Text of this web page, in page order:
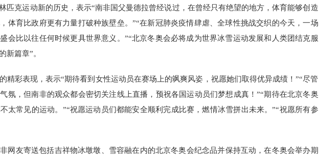
匹克运动新的历史，表示“南非国父曼德拉曾经说过，在曾经只有绝望的地方，体育能够创造
体育比政府更有力量打破种族壁垒。”“在新冠肺炎疫情肆虐、全球性挑战交织的今天，一场
会比以往任何时候更具世界意义。”“北京冬奥会必将成为世界冰雪运动发展和人类团结克服
新篇章”。
精彩表现，表示“期待看到女性运动员在赛场上的飒爽风姿，祝愿她们取得优异成绩！”“尽管
氛，但南非的观众都会密切关注线上直播，预祝各国运动员们梦想成真！”“期待在北京冬奥
太常见的运动。”“祝愿运动员们都能安全顺利完成比赛，燃情冰雪拼出未来。”“祝愿所有参
网友寄送包括吉祥物冰墩墩、雪容融在内的北京冬奥会纪念品并保持互动，在冬奥会举办期